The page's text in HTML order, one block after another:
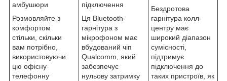
амбушюри
Розмовляйте з
комфортом
стільки, скільки
вам потрібно,
використовуючи
цю офісну
телефонну
підключення
Ця Bluetooth-
гарнітура з
мікрофоном має
вбудований чіп
Qualcomm, який
забезпечує
нульову затримку
Бездротова
гарнітура колл-
центру має
широкий діапазон
сумісності,
підтримує
підключення до
таких пристроїв, як